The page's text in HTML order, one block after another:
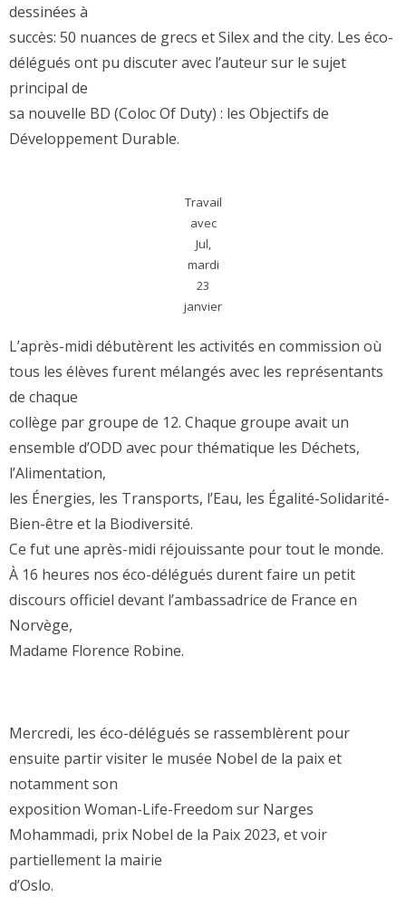
dessinées à
succès: 50 nuances de grecs et Silex and the city. Les éco-
délégués ont pu discuter avec l’auteur sur le sujet
principal de
sa nouvelle BD (Coloc Of Duty) : les Objectifs de
Développement Durable.
Travail
avec
Jul,
mardi
23
janvier
L’après-midi débutèrent les activités en commission où
tous les élèves furent mélangés avec les représentants
de chaque
collège par groupe de 12. Chaque groupe avait un
ensemble d’ODD avec pour thématique les Déchets,
l’Alimentation,
les Énergies, les Transports, l’Eau, les Égalité-Solidarité-
Bien-être et la Biodiversité.
Ce fut une après-midi réjouissante pour tout le monde.
À 16 heures nos éco-délégués durent faire un petit
discours officiel devant l’ambassadrice de France en
Norvège,
Madame Florence Robine.
Mercredi, les éco-délégués se rassemblèrent pour
ensuite partir visiter le musée Nobel de la paix et
notamment son
exposition Woman-Life-Freedom sur Narges
Mohammadi, prix Nobel de la Paix 2023, et voir
partiellement la mairie
d’Oslo.